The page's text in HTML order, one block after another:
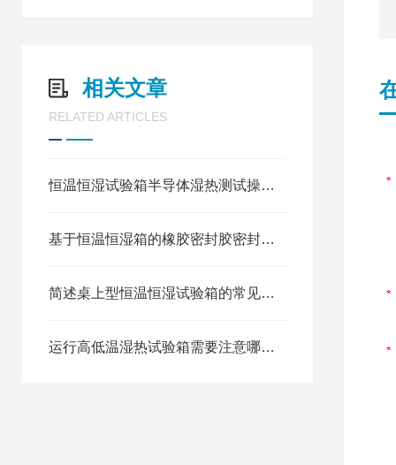
相关文章
RELATED ARTICLES
恒温恒湿试验箱半导体湿热测试操作规程
基于恒温恒湿箱的橡胶密封胶密封可靠性测试方法
简述桌上型恒温恒湿试验箱的常见故障相应解决方法
运行高低温湿热试验箱需要注意哪些安全问题